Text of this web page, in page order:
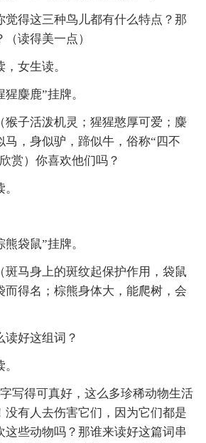
得这三种鸟儿都有什么特点？那
读得美一点）
女生读。
猩麋鹿”挂牌。
子活泼机灵；猩猩憨厚可爱；麋
马，身似驴，蹄似牛，俗称“四不
赏）你喜欢他们吗？
熊袋鼠”挂牌。
马身上的斑纹起保护作用，袋鼠
而得名；棕熊身体大，能爬树，会
好这组词？
写得可真好，这么多珍稀动物生活
没有人去伤害它们，因为它们都是
这些动物吗？那谁来读好这篇词串